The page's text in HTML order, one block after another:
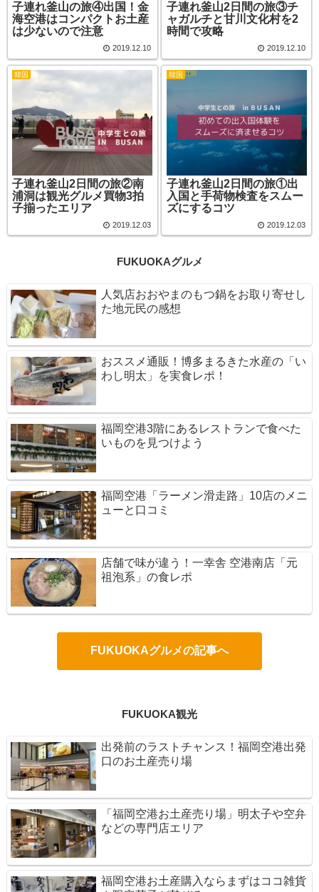
子連れ釜山の旅④出国！金
海空港はコンパクトお土産
は少ないので注意
2019.12.10
子連れ釜山2日間の旅③チ
ャガルチと甘川文化村を2
時間で攻略
2019.12.10
韓国
子連れ釜山2日間の旅②南
浦洞は観光グルメ買物3拍
子揃ったエリア
2019.12.03
韓国
子連れ釜山2日間の旅①出
入国と手荷物検査をスムー
ズにするコツ
2019.12.03
FUKUOKAグルメ
人気店おおやまのもつ鍋をお取り寄せし
た地元民の感想
おススメ通販！博多まるきた水産の「い
わし明太」を実食レポ！
福岡空港3階にあるレストランで食べた
いものを見つけよう
福岡空港「ラーメン滑走路」10店のメニ
ューと口コミ
店舗で味が違う！一幸舎 空港南店「元
祖泡系」の食レポ
FUKUOKAグルメの記事へ
FUKUOKA観光
出発前のラストチャンス！福岡空港出発
口のお土産売り場
「福岡空港お土産売り場」明太子や空弁
などの専門店エリア
福岡空港お土産購入ならまずはココ雑貨